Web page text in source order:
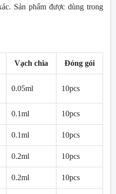
Sản phẩm được dùng trong
Vạch chia Đóng gói
0.05ml 10pcs
0.1ml 10pcs
0.1ml 10pcs
0.2ml 10pcs
0.2ml 10pcs